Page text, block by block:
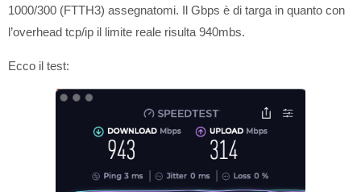
1000/300 (FTTH3) assegnatomi. Il Gbps è di targa in quanto con
l’overhead tcp/ip il limite reale risulta 940mbs.
Ecco il test: